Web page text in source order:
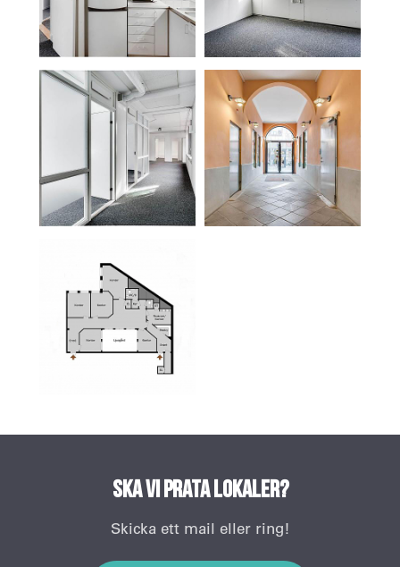
Ska vi prata lokaler?
Skicka ett mail eller ring!